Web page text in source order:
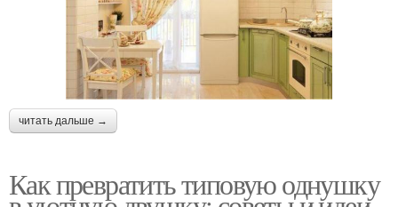
читать дальше →
Как превратить типовую однушку